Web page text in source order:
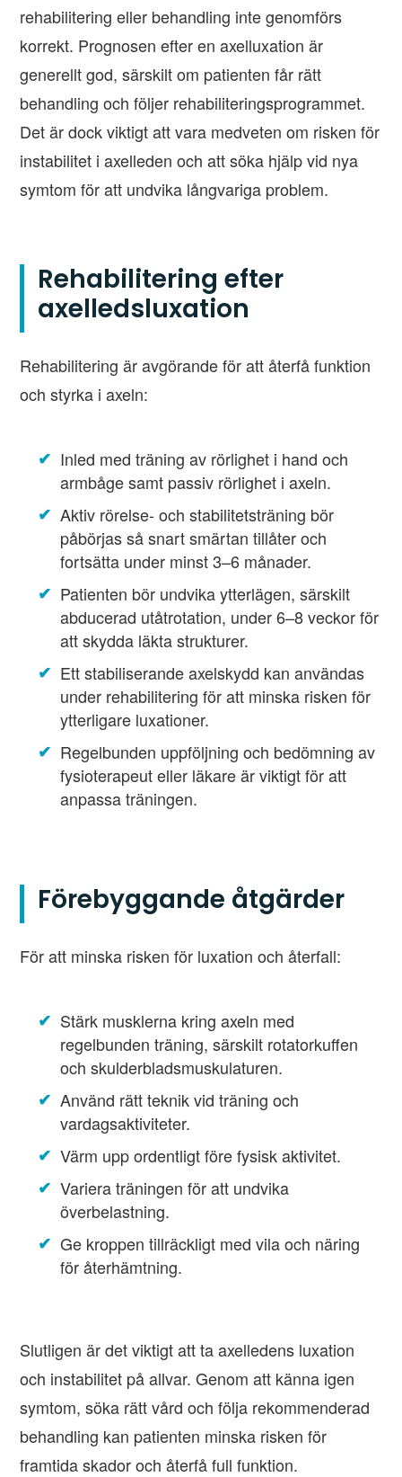
rehabilitering eller behandling inte genomförs
korrekt. Prognosen efter en axelluxation är
generellt god, särskilt om patienten får rätt
behandling och följer rehabiliteringsprogrammet.
Det är dock viktigt att vara medveten om risken för
instabilitet i axelleden och att söka hjälp vid nya
symtom för att undvika långvariga problem.
Rehabilitering efter
axelledsluxation
Rehabilitering är avgörande för att återfå funktion
och styrka i axeln:
Inled med träning av rörlighet i hand och
armbåge samt passiv rörlighet i axeln.
Aktiv rörelse- och stabilitetsträning bör
påbörjas så snart smärtan tillåter och
fortsätta under minst 3–6 månader.
Patienten bör undvika ytterlägen, särskilt
abducerad utåtrotation, under 6–8 veckor för
att skydda läkta strukturer.
Ett stabiliserande axelskydd kan användas
under rehabilitering för att minska risken för
ytterligare luxationer.
Regelbunden uppföljning och bedömning av
fysioterapeut eller läkare är viktigt för att
anpassa träningen.
Förebyggande åtgärder
För att minska risken för luxation och återfall:
Stärk musklerna kring axeln med
regelbunden träning, särskilt rotatorkuffen
och skulderbladsmuskulaturen.
Använd rätt teknik vid träning och
vardagsaktiviteter.
Värm upp ordentligt före fysisk aktivitet.
Variera träningen för att undvika
överbelastning.
Ge kroppen tillräckligt med vila och näring
för återhämtning.
Slutligen är det viktigt att ta axelledens luxation
och instabilitet på allvar. Genom att känna igen
symtom, söka rätt vård och följa rekommenderad
behandling kan patienten minska risken för
framtida skador och återfå full funktion.